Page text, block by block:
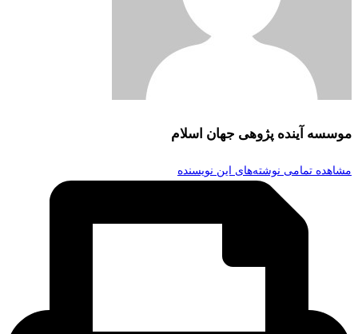
موسسه آینده پژوهی جهان اسلام
مشاهده تمامی نوشته‌های این نویسنده